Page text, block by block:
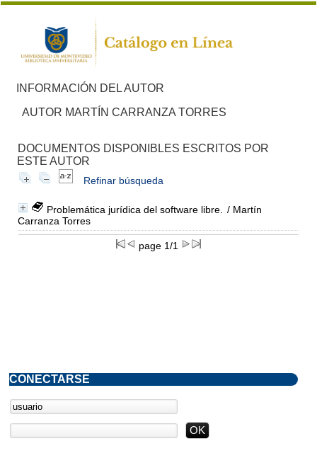
INFORMACIÓN DEL AUTOR
AUTOR MARTÍN CARRANZA TORRES
DOCUMENTOS DISPONIBLES ESCRITOS POR
ESTE AUTOR
Refinar búsqueda
Problemática jurídica del software libre.
/ Martín
Carranza Torres
page 1/1
CONECTARSE